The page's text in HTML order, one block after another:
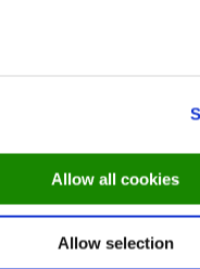
Allow all cookies
Allow selection
Næsten 4 mio. har været ude